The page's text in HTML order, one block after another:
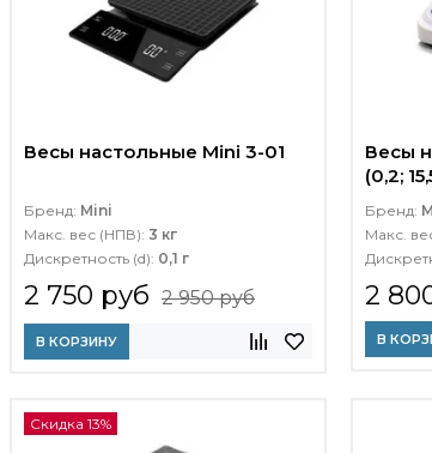
Весы настольные Mini 3-01
Бренд: Mini
Макс. вес (НПВ): 3 кг
Дискретность (d): 0,1 г
2 750 руб 2 950 руб
В КОРЗИНУ
Весы
(0,2;
Бренд:
Макс.
2
В
Скидка 13%